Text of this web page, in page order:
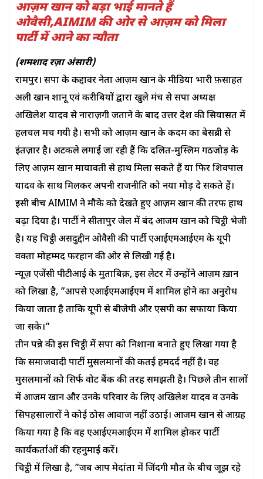
आज़म खान को बड़ा भाई मानते हैं
ओवैसी,AIMIM की ओर से आज़म को मिला
पार्टी में आने का न्यौता
(शमशाद रज़ा अंसारी)
रामपुर। सपा के कद्दावर नेता आज़म खान के मीडिया प्रभारी फ़साहत
अली खान शानू एवं करीबियों द्वारा खुले मंच से सपा अध्यक्ष
अखिलेश यादव से नाराज़गी जताने के बाद उत्तर प्रदेश की सियासत में
हलचल मच गयी है। सभी को आज़म खान के कदम का बेसब्री से
इंतज़ार है। अटकले लगाई जा रही हैं कि दलित-मुस्लिम गठजोड़ के
लिए आज़म खान मायावती से हाथ मिला सकते हैं या फिर शिवपाल
यादव के साथ मिलकर अपनी राजनीति को नया मोड़ दे सकते हैं।
इसी बीच AIMIM ने मौके को देखते हुए आज़म खान की तरफ हाथ
बढ़ा दिया है। पार्टी ने सीतापुर जेल में बंद आजम खान को चिट्ठी भेजी
है। यह चिट्ठी असदुद्दीन ओवैसी की पार्टी एआईएमआईएम के यूपी
प्रवक्ता मोहम्मद फरहान की ओर से लिखी गई है।
न्यूज़ एजेंसी पीटीआई के मुताबिक़, इस लेटर में उन्होंने आज़म ख़ान
को लिखा है, ”आपसे एआईएमआईएम में शामिल होने का अनुरोध
किया जाता है ताकि यूपी से बीजेपी और एसपी का सफाया किया
जा सके।”
तीन पन्ने की इस चिट्ठी में सपा को निशाना बनाते हुए लिखा गया है
कि समाजवादी पार्टी मुसलमानों की कतई हमदर्द नहीं है। वह
मुसलमानों को सिर्फ वोट बैंक की तरह समझती है। पिछले तीन सालों
में आजम खान और उनके परिवार के लिए अखिलेश यादव व उनके
सिपहसालारों ने कोई ठोस आवाज नहीं उठाई। आजम खान से आग्रह
किया गया है कि वह एआईएमआईएम में शामिल होकर पार्टी
कार्यकर्ताओं की रहनुमाई करें।
चिट्ठी में लिखा है, ”जब आप मेदांता में जिंदगी मौत के बीच जूझ रहे